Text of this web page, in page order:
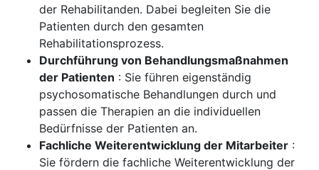
der Rehabilitanden. Dabei begleiten Sie die
Patienten durch den gesamten
Rehabilitationsprozess.
Durchführung von Behandlungsmaßnahmen
der Patienten : Sie führen eigenständig
psychosomatische Behandlungen durch und
passen die Therapien an die individuellen
Bedürfnisse der Patienten an.
Fachliche Weiterentwicklung der Mitarbeiter :
Sie fördern die fachliche Weiterentwicklung der